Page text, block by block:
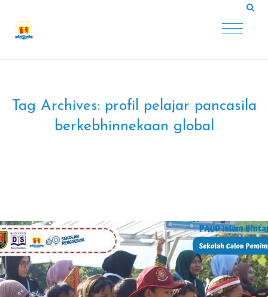
Tag Archives: profil pelajar pancasila
berkebhinnekaan global